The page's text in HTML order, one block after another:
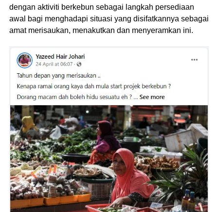
dengan aktiviti berkebun sebagai langkah persediaan
awal bagi menghadapi situasi yang disifatkannya sebagai
amat merisaukan, menakutkan dan menyeramkan ini.